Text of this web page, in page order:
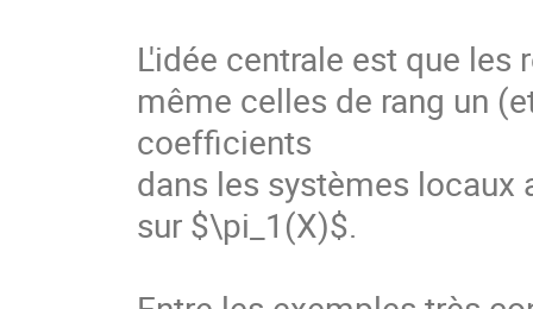
L'idée centrale est que
même celles de rang un
coefficients
dans les systèmes
sur $\pi_1(X)$.